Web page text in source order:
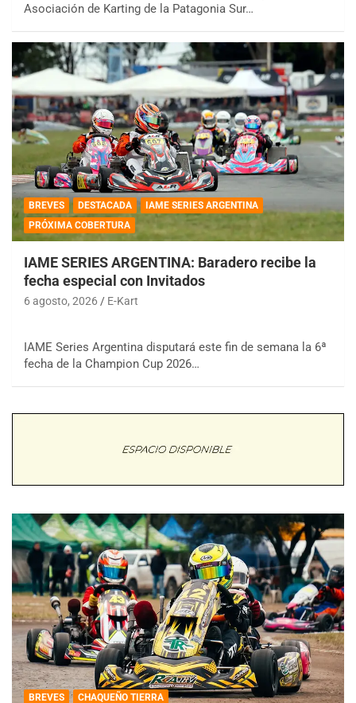
Asociación de Karting de la Patagonia Sur…
BREVES DESTACADA
IAME SERIES ARGENTINA
PRÓXIMA COBERTURA
IAME SERIES ARGENTINA: Baradero recibe la
fecha especial con Invitados
6 agosto, 2026 E-Kart
IAME Series Argentina disputará este fin de semana la 6ª
fecha de la Champion Cup 2026…
BREVES CHAQUEÑO TIERRA